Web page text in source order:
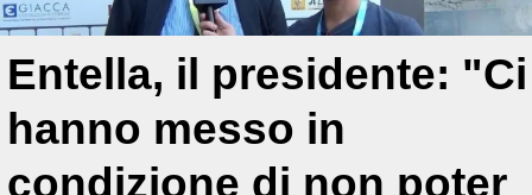
Entella, il presidente: "Ci
hanno messo in
condizione di non poter